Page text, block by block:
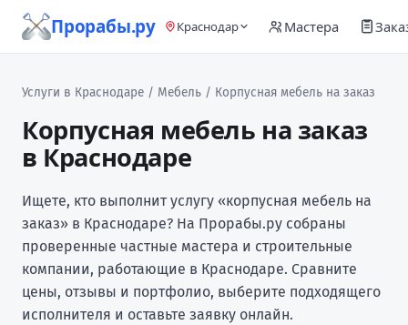
Прорабы.ру Краснодар Мастера
Услуги в Краснодаре / Мебель / Корпусная мебель на заказ
Корпусная мебель на заказ
в Краснодаре
Ищете, кто выполнит услугу «корпусная мебель на
заказ» в Краснодаре? На Прорабы.ру собраны
проверенные частные мастера и строительные
компании, работающие в Краснодаре. Сравните
цены, отзывы и портфолио, выберите подходящего
исполнителя и оставьте заявку онлайн.